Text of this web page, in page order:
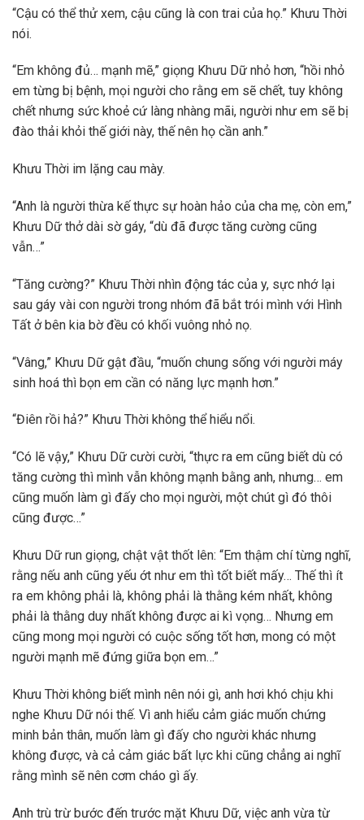
“Cậu có thể thử xem, cậu cũng là con trai của họ.” Khưu Thời
nói.
“Em không đủ… mạnh mẽ,” giọng Khưu Dữ nhỏ hơn, “hồi nhỏ
em từng bị bệnh, mọi người cho rằng em sẽ chết, tuy không
chết nhưng sức khoẻ cứ làng nhàng mãi, người như em sẽ bị
đào thải khỏi thế giới này, thế nên họ cần anh.”
Khưu Thời im lặng cau mày.
“Anh là người thừa kế thực sự hoàn hảo của cha mẹ, còn em,”
Khưu Dữ thở dài sờ gáy, “dù đã được tăng cường cũng
vẫn…”
“Tăng cường?” Khưu Thời nhìn động tác của y, sực nhớ lại
sau gáy vài con người trong nhóm đã bắt trói mình với Hình
Tất ở bên kia bờ đều có khối vuông nhỏ nọ.
“Vâng,” Khưu Dữ gật đầu, “muốn chung sống với người máy
sinh hoá thì bọn em cần có năng lực mạnh hơn.”
“Điên rồi hả?” Khưu Thời không thể hiểu nổi.
“Có lẽ vậy,” Khưu Dữ cười cười, “thực ra em cũng biết dù có
tăng cường thì mình vẫn không mạnh bằng anh, nhưng… em
cũng muốn làm gì đấy cho mọi người, một chút gì đó thôi
cũng được…”
Khưu Dữ run giọng, chật vật thốt lên: “Em thậm chí từng nghĩ,
rằng nếu anh cũng yếu ớt như em thì tốt biết mấy… Thế thì ít
ra em không phải là, không phải là thằng kém nhất, không
phải là thằng duy nhất không được ai kì vọng… Nhưng em
cũng mong mọi người có cuộc sống tốt hơn, mong có một
người mạnh mẽ đứng giữa bọn em…”
Khưu Thời không biết mình nên nói gì, anh hơi khó chịu khi
nghe Khưu Dữ nói thế. Vì anh hiểu cảm giác muốn chứng
minh bản thân, muốn làm gì đấy cho người khác nhưng
không được, và cả cảm giác bất lực khi cũng chẳng ai nghĩ
rằng mình sẽ nên cơm cháo gì ấy.
Anh trù trừ bước đến trước mặt Khưu Dữ, việc anh vừa từ